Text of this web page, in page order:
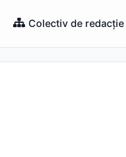
Colectiv de redacție